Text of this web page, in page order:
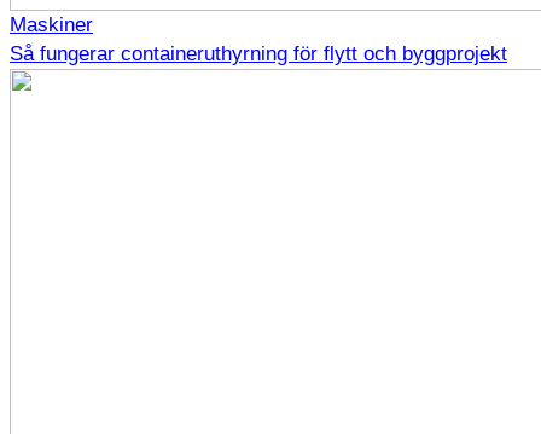
Maskiner
Så fungerar containeruthyrning för flytt och byggprojekt